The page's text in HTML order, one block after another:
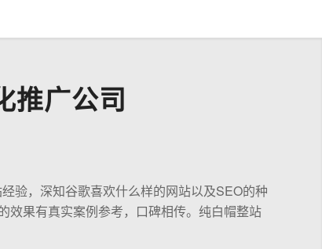
推广公司
验，深知谷歌喜欢什么样的网站以及SEO的种
效果有真实案例参考，口碑相传。纯白帽整站